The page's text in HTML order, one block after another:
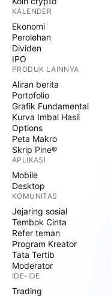
KALENDER
Ekonomi
Perolehan
Dividen
IPO
PRODUK LAINNYA
Aliran berita
Portofolio
Grafik Fundamental
Kurva Imbal Hasil
Options
Peta Makro
Skrip Pine®
APLIKASI
Mobile
Desktop
KOMUNITAS
Jejaring sosial
Tembok Cinta
Refer teman
Program Kreator
Tata Tertib
Moderator
IDE-IDE
Trading